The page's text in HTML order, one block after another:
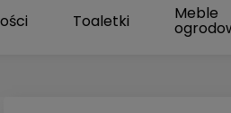
Toaletki Meble